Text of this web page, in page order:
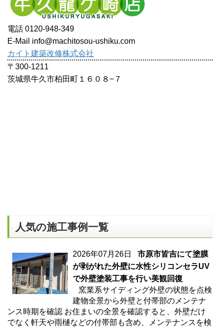
電話 0120-948-349
E-Mail info@machitosou-ushiku.com
カイト建築改修株式会社
〒300-1211
茨城県牛久市柏田町１６０８−７
人気の施工事例一覧
2026年07月26日 市原市皆吉にて塗膜
が剥がれた外壁に水性シリコンセラUV
で外壁塗装工事を行い美観回復
窯業系サイディング外壁の状態を点検
建物全景から外壁と付帯部のメンテナ
ンス時期を確認 お住まいの全景を確認すると、外壁だけ
でなく軒天や雨樋などの付帯部も含め、メンテナンスを検